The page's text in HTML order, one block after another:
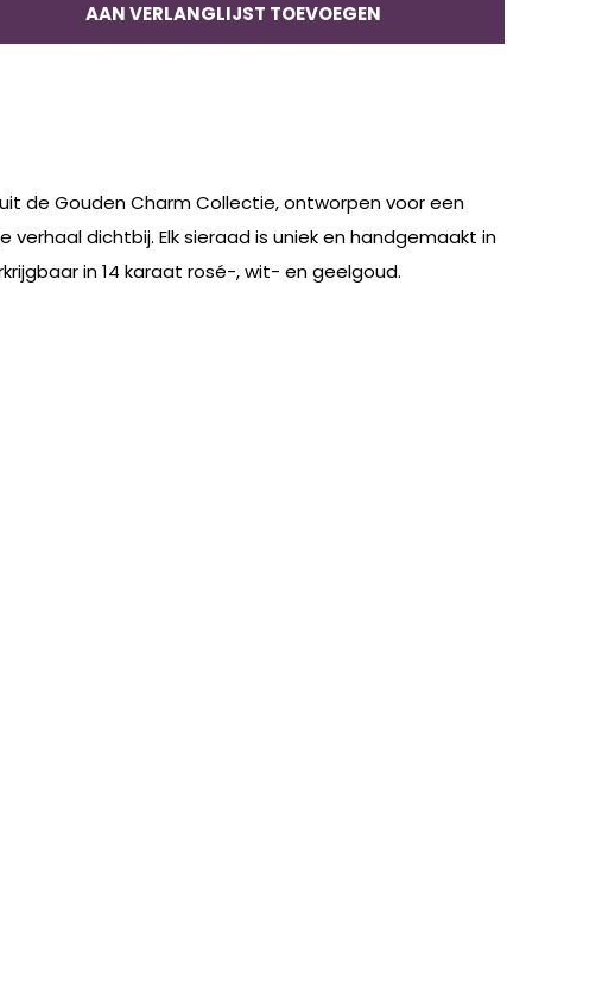
AAN VERLANGLIJST TOEVOEGEN
de Gouden Charm Collectie, ontworpen voor een
dichtbij. Elk sieraad is uniek en handgemaakt in
in 14 karaat rosé-, wit- en geelgoud.